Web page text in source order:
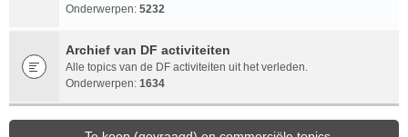
Onderwerpen: 5232
Archief van DF activiteiten
Alle topics van de DF activiteiten uit het verleden.
Onderwerpen: 1634